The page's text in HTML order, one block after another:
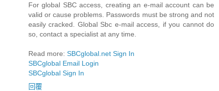
For global SBC access, creating an e-mail account can be
valid or cause problems. Passwords must be strong and not
easily cracked. Global Sbc e-mail access, if you cannot do
so, contact a specialist at any time.
Read more: SBCglobal.net Sign In
SBCglobal Email Login
SBCglobal Sign In
回覆